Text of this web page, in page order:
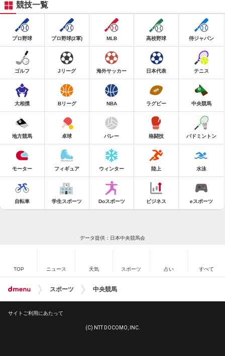
競技一覧
プロ野球 プロ野球(2軍) MLB 高校野球 侍ジャパン
ゴルフ Jリーグ 海外サッカー 日本代表 テニス
大相撲 Bリーグ NBA ラグビー 中央競馬
地方競馬 卓球 バレー 格闘技 バドミントン
モーター フィギュア ウィンター 陸上 水泳
自転車 学生スポーツ Doスポーツ ビジネス eスポーツ
データ提供：日本中央競馬会
TOP ニュース 天気 スポーツ 占い すべて
スポーツ 中央競馬
サイトご利用にあたって
(C) NTT DOCOMO, INC.